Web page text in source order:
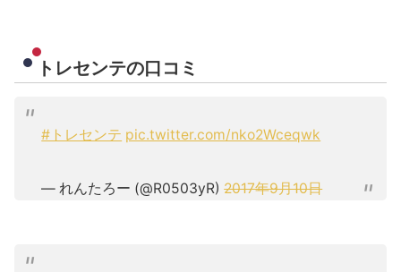
トレセンテの口コミ
#トレセンテ pic.twitter.com/nko2Wceqwk
— れんたろー (@R0503yR)2017年9月10日